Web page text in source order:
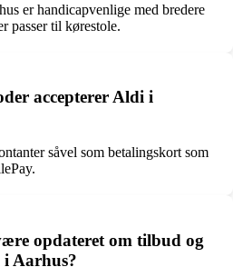
er handicapvenlige med bredere
passer til kørestole.
accepterer Aldi i
såvel som betalingskort som
opdateret om tilbud og
Aarhus?